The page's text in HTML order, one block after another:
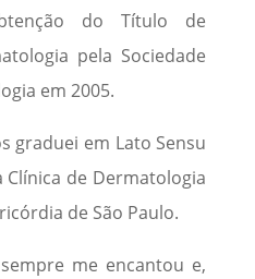
do Título de
pela Sociedade
em 2005.
graduei em Lato Sensu
de Dermatologia
de São Paulo.
me encantou e,